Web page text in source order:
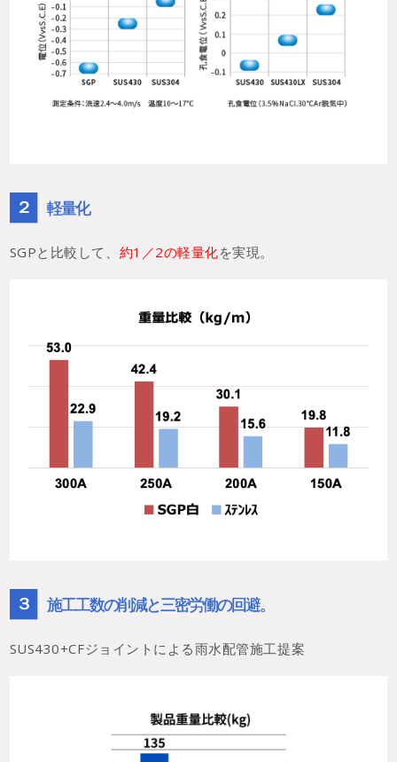
２ 軽量化
SGPと比較して、 約1／2の軽量化を実現。
３ 施工工数の削減と三密労働の回避。
SUS430+CFジョイントによる雨水配管施工提案